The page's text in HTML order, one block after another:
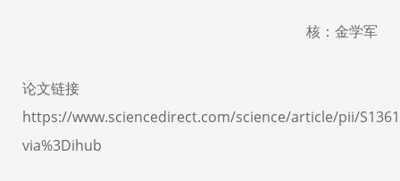
核：金学军
论文链接
https://www.sciencedirect.com/science/article/pii/
via%3Dihub